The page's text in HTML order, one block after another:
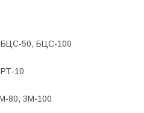
БЦС-50, БЦС-100
10
80, ЗМ-100